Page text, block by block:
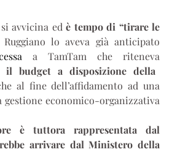
avvicina edè tempo di “tirare le
lo aveva già anticipato
a TamTam che riteneva
il budget a disposizione della
al fine dell’affidamento ad una
gestione economico-organizzativa
è tuttora rappresentata dal
arrivare dal Ministero della